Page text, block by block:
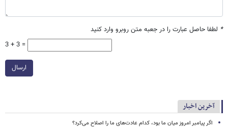
* لطفا حاصل عبارت را در جعبه متن روبرو وارد کنید
3 + 3 =
ارسال
آخرین اخبار
اگر پیامبر امروز میان ما بود، کدام عادت‌های ما را اصلاح می‌کرد؟